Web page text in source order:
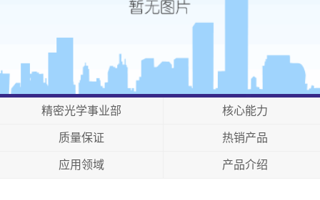
精密光学事业部 核心能力
质量保证 热销产品
应用领域 产品介绍